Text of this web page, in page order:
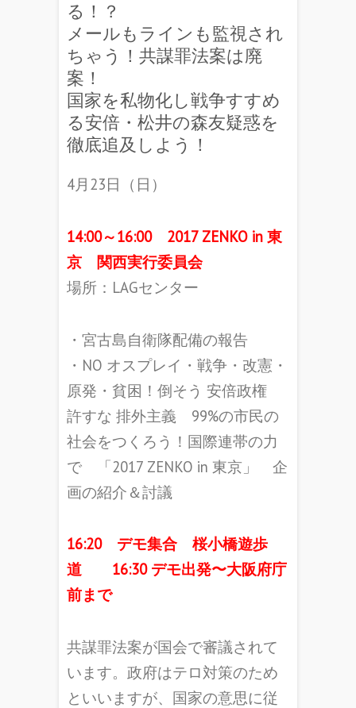
る！？
メールもラインも監視され
ちゃう！共謀罪法案は廃
案！
国家を私物化し戦争すすめ
る安倍・松井の森友疑惑を
徹底追及しよう！
4月23日（日）
14:00～16:00 2017 ZENKO in 東
京 関西実行委員会
場所：LAGセンター
・宮古島自衛隊配備の報告
・NO オスプレイ・戦争・改憲・
原発・貧困！倒そう 安倍政権
許すな 排外主義 99%の市民の
社会をつくろう！国際連帯の力
で 「2017 ZENKO in 東京」 企
画の紹介＆討議
16:20 デモ集合 桜小橋遊歩
道 16:30 デモ出発〜大阪府庁
前まで
共謀罪法案が国会で審議されて
います。政府はテロ対策のため
といいますが、国家の意思に従